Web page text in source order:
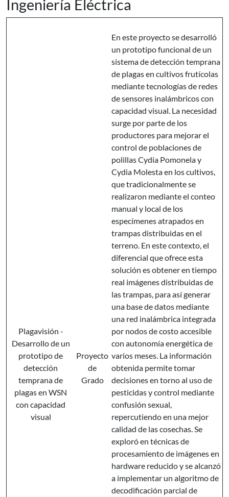
Ingeniería Eléctrica
Plagavisión -
Desarrollo de un
prototipo de
detección
temprana de
plagas en WSN
con capacidad
visual
Proyecto
de
Grado
En este proyecto se desarrolló
un prototipo funcional de un
sistema de detección temprana
de plagas en cultivos frutícolas
mediante tecnologías de redes
de sensores inalámbricos con
capacidad visual. La necesidad
surge por parte de los
productores para mejorar el
control de poblaciones de
polillas Cydia Pomonela y
Cydia Molesta en los cultivos,
que tradicionalmente se
realizaron mediante el conteo
manual y local de los
especímenes atrapados en
trampas distribuidas en el
terreno. En este contexto, el
diferencial que ofrece esta
solución es obtener en tiempo
real imágenes distribuidas de
las trampas, para así generar
una base de datos mediante
una red inalámbrica integrada
por nodos de costo accesible
con autonomía energética de
varios meses. La información
obtenida permite tomar
decisiones en torno al uso de
pesticidas y control mediante
confusión sexual,
repercutiendo en una mejor
calidad de las cosechas. Se
exploró en técnicas de
procesamiento de imágenes en
hardware reducido y se alcanzó
a implementar un algoritmo de
decodificación parcial de